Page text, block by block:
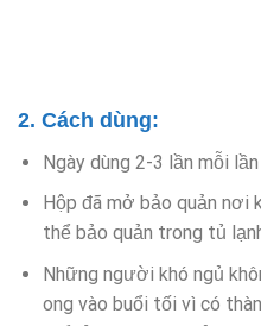
2. Cách dùng:
Ngày dùng 2-3 lần mỗi
Hộp đã mở bảo quản nơi
thể bảo quản trong tủ
Những người khó ngủ
ong vào buổi tối vì có